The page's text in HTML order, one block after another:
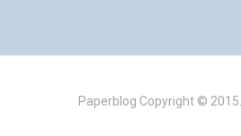
Paperblog Copyright © 2015.